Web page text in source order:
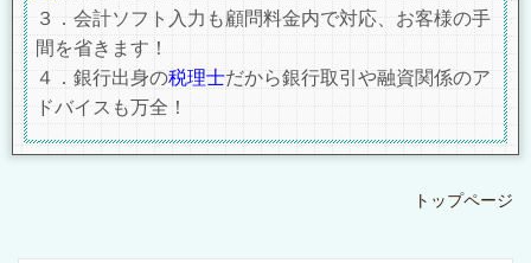
３．会計ソフト入力も顧問料金内で対応、お客様の手
間を省きます！
４．銀行出身の税理士だから銀行取引や融資関係のア
ドバイスも万全！
トップページ